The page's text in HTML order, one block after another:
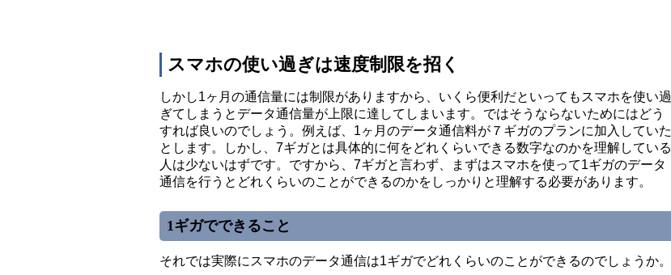
スマホの使い過ぎは速度制限を招く
しかし1ヶ月の通信量には制限がありますから、いくら便利だといってもスマホを使い過
ぎてしまうとデータ通信量が上限に達してしまいます。ではそうならないためにはどう
すれば良いのでしょう。例えば、1ヶ月のデータ通信料が７ギガのプランに加入していた
とします。しかし、7ギガとは具体的に何をどれくらいできる数字なのかを理解している
人は少ないはずです。ですから、7ギガと言わず、まずはスマホを使って1ギガのデータ
通信を行うとどれくらいのことができるのかをしっかりと理解する必要があります。
1ギガでできること
それでは実際にスマホのデータ通信は1ギガでどれくらいのことができるのでしょうか。